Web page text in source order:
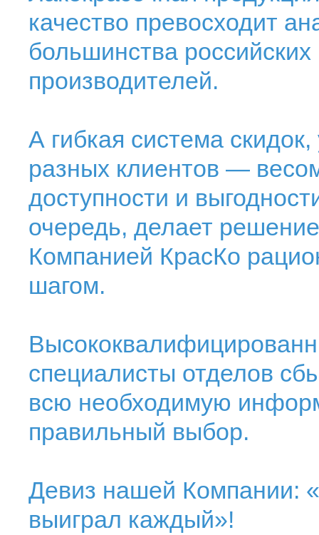
качество превосходит
большинства
производителей.
А гибкая система
разных клиентов —
доступности и
очередь, делает
Компанией КрасКо
шагом.
специалисты отделов
всю необходимую
правильный выбор.
Девиз нашей Компании:
выиграл каждый»!